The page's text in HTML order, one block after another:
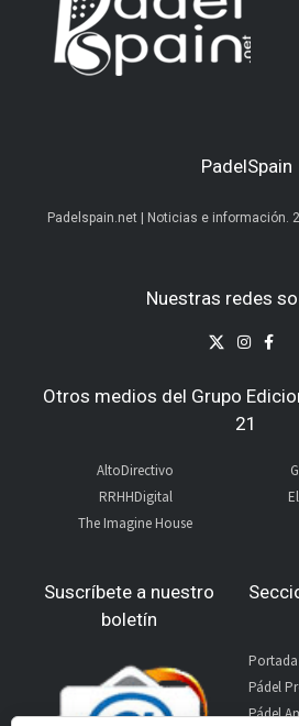
PadelSpain
Padelspain.net | Noticias e información.
Nuestras redes
Otros medios del Grupo
21
AltoDirectivo
RRHHDigital
The Imagine House
Suscríbete a nuestro
boletín
Portada
Pádel
Pádel